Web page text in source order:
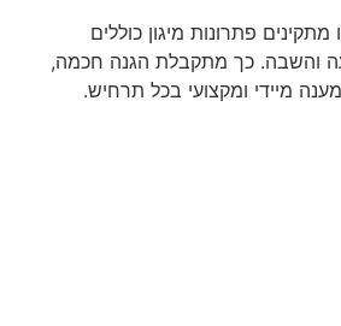
פתרונות מיגון כוללים
והשבה. כך מתקבלת הגנה חכמה,
מיידי ומקצועי בכל תרחיש.